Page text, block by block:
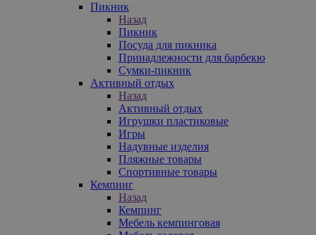
Пикник
Назад
Пикник
Посуда для пикника
Принадлежности для барбекю
Сумки-пикник
Активный отдых
Назад
Активный отдых
Игрушки пластиковые
Игры
Надувные изделия
Пляжные товары
Спортивные товары
Кемпинг
Назад
Кемпинг
Мебель кемпинговая